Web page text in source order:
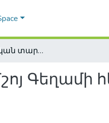
Բանահիւսական տարրերը Մշոյ Գեղամի հեղինակային հեքիաթներում
Գեղամի